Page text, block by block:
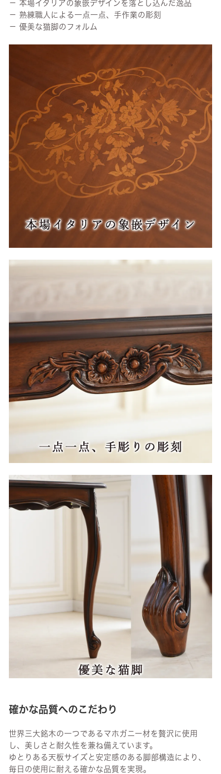
－ 本場イタリアの象嵌デザインを落とし込んだ逸品
－ 熟練職人による一点一点、手作業の彫刻
－ 優美な猫脚のフォルム
確かな品質へのこだわり
世界三大銘木の一つであるマホガニー材を贅沢に使用
し、美しさと耐久性を兼ね備えています。
ゆとりある天板サイズと安定感のある脚部構造により、
毎日の使用に耐える確かな品質を実現。